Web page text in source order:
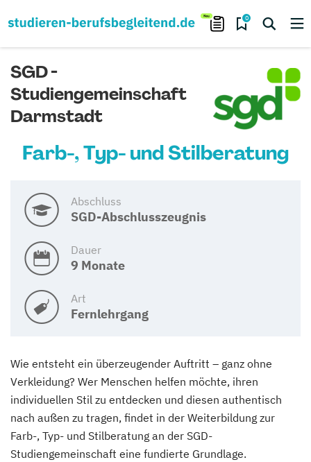
0
SGD -
Studiengemeinschaft
Darmstadt
Farb-, Typ- und Stilberatung
Abschluss
SGD-Abschlusszeugnis
Dauer
9 Monate
Art
Fernlehrgang
Wie entsteht ein überzeugender Auftritt – ganz ohne
Verkleidung? Wer Menschen helfen möchte, ihren
individuellen Stil zu entdecken und diesen authentisch
nach außen zu tragen, findet in der Weiterbildung zur
Farb-, Typ- und Stilberatung an der SGD-
Studiengemeinschaft eine fundierte Grundlage.